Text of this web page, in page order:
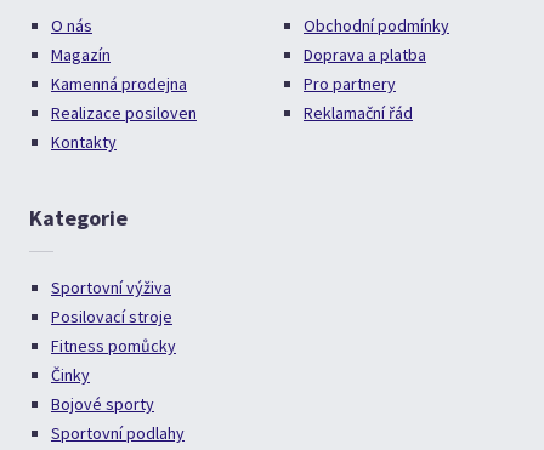
O nás
Magazín
Kamenná prodejna
Realizace posiloven
Kontakty
Obchodní podmínky
Doprava a platba
Pro partnery
Reklamační řád
Kategorie
Sportovní výživa
Posilovací stroje
Fitness pomůcky
Činky
Bojové sporty
Sportovní podlahy